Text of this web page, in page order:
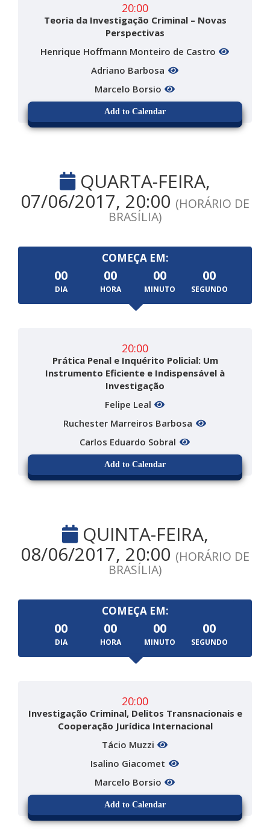
20:00
Teoria da Investigação Criminal – Novas
Perspectivas
Henrique Hoffmann Monteiro de Castro
Adriano Barbosa
Marcelo Borsio
Add to Calendar
QUARTA-FEIRA,
07/06/2017, 20:00 (HORÁRIO DE
BRASÍLIA)
COMEÇA EM:
00
DIA
00
HORA
00
MINUTO
00
SEGUNDO
20:00
Prática Penal e Inquérito Policial: Um
Instrumento Eficiente e Indispensável à
Investigação
Felipe Leal
Ruchester Marreiros Barbosa
Carlos Eduardo Sobral
Add to Calendar
QUINTA-FEIRA,
08/06/2017, 20:00 (HORÁRIO DE
BRASÍLIA)
COMEÇA EM:
00
DIA
00
HORA
00
MINUTO
00
SEGUNDO
20:00
Investigação Criminal, Delitos Transnacionais e
Cooperação Jurídica Internacional
Tácio Muzzi
Isalino Giacomet
Marcelo Borsio
Add to Calendar